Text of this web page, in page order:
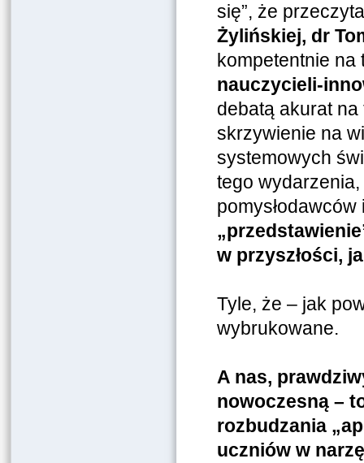
się”, że
Żylińskiej, dr
kompetentnie
nauczycieli-
debatą akurat na
skrzywienie na
systemowych
tego wydarzenia,
w przyszłości,
Tyle, że – jak
wybrukowane.
A nas,
nowoczesną –
rozbudzania
uczniów w